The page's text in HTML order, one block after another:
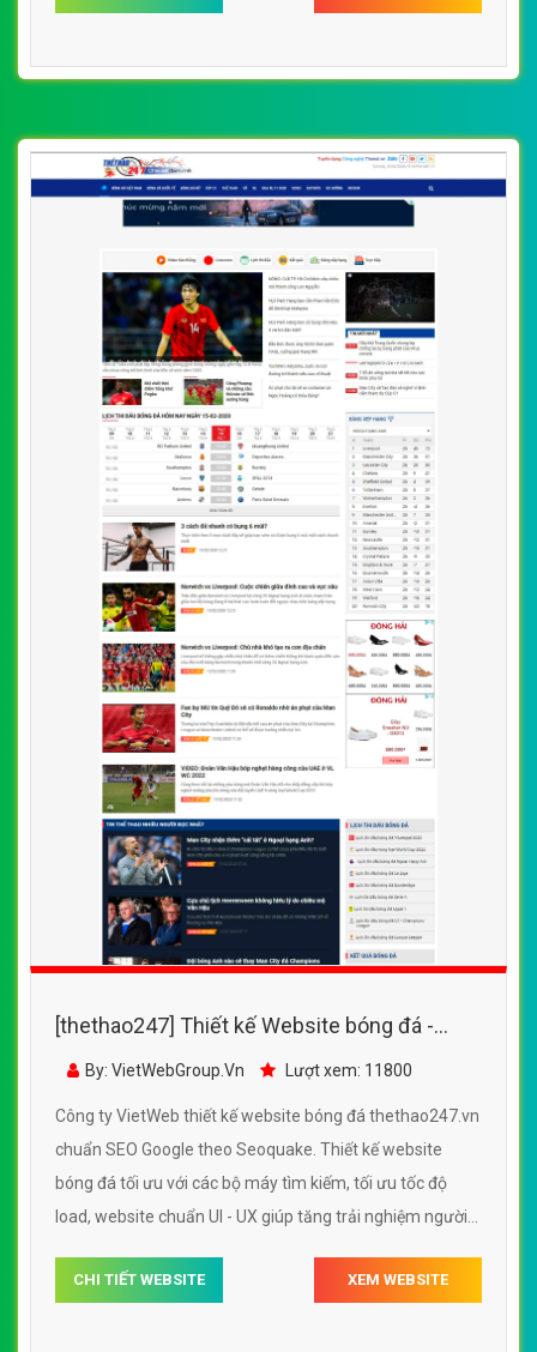
[thethao247] Thiết kế Website bóng đá -
thethao247.vn - VietWebGroup.Vn
By: VietWebGroup.Vn Lượt xem: 11800
Công ty VietWeb thiết kế website bóng đá thethao247.vn
chuẩn SEO Google theo Seoquake. Thiết kế website
bóng đá tối ưu với các bộ máy tìm kiếm, tối ưu tốc độ
load, website chuẩn UI - UX giúp tăng trải nghiệm người
CHI TIẾT WEBSITE XEM WEBSITE